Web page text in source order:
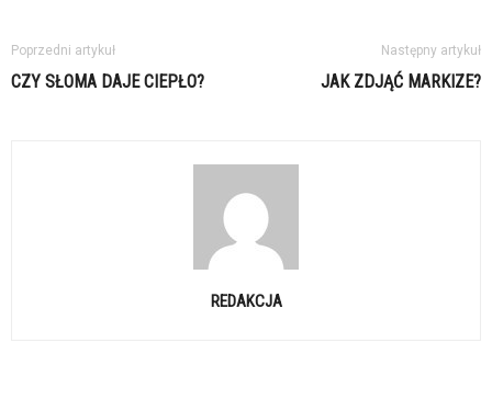
Poprzedni artykuł
CZY SŁOMA DAJE CIEPŁO?
Następny artykuł
JAK ZDJĄĆ MARKIZE?
REDAKCJA